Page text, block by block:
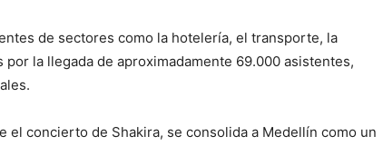
de sectores como la hotelería, el transporte, la
la llegada de aproximadamente 69.000 asistentes,
el concierto de Shakira, se consolida a Medellín como un